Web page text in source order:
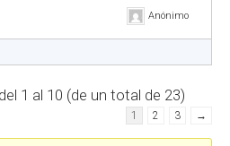
Anónimo
1 al 10 (de un total de 23)
1 2 3 →